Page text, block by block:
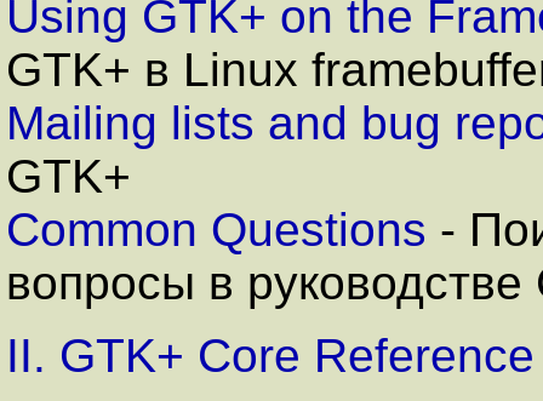
Using GTK+ on the
GTK+ в Linux
Mailing lists and bug
GTK+
Common Questions -
вопросы в руководстве
II. GTK+ Core Reference